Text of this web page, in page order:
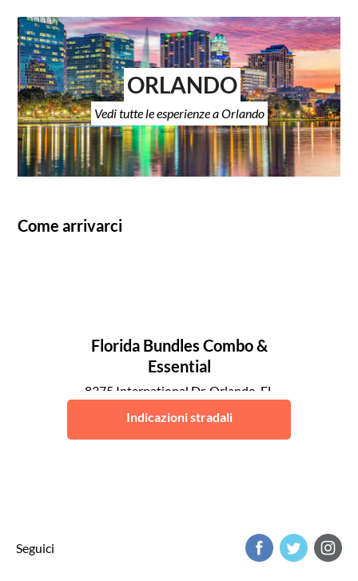
ORLANDO
Vedi tutte le esperienze a Orlando
Come arrivarci
Florida Bundles Combo &
Essential
8375 International Dr, Orlando, FL
Orlando
Indicazioni stradali
Seguici